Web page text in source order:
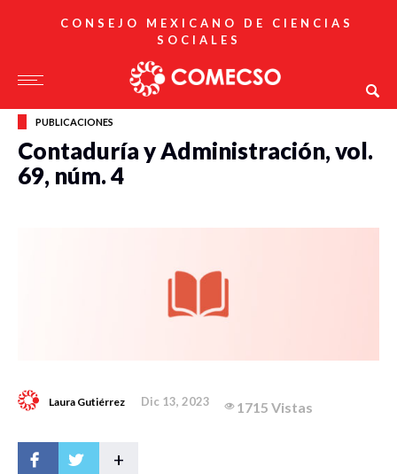
CONSEJO MEXICANO DE CIENCIAS
SOCIALES
PUBLICACIONES
Contaduría y Administración, vol.
69, núm. 4
Laura Gutiérrez Dic 13, 2023 1715 Vistas
+